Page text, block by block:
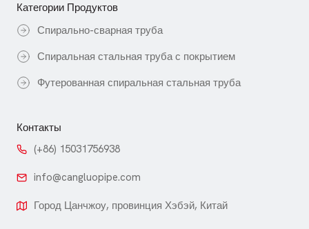
Категории Продуктов
Спирально-сварная труба
Спиральная стальная труба с покрытием
Футерованная спиральная стальная труба
Контакты
(+86) 15031756938
info@cangluopipe.com
Город Цанчжоу, провинция Хэбэй, Китай